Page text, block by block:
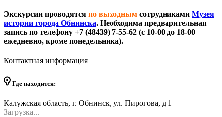
Экскурсии проводятся по выходным сотрудниками Музея
истории города Обнинска. Необходима предварительная
запись по телефону +7 (48439) 7-55-62 (с 10-00 до 18-00
ежедневно, кроме понедельника).
Контактная информация
Где находится:
Калужская область, г. Обнинск, ул. Пирогова, д.1
Загрузка...